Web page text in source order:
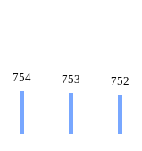
754 753 752